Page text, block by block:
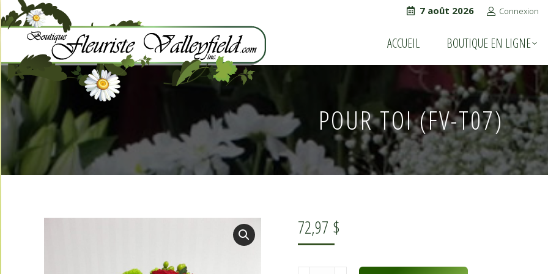
7 août 2026 Connexion
ACCUEIL BOUTIQUE EN LIGNE
POUR TOI (FV-T07)
72,97 $
ACCUEIL BOUTIQUE EN LIGNE